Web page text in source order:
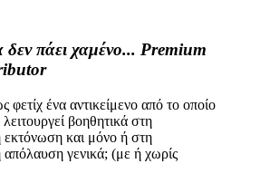
δεν πάει χαμένο... Premium
φετίχ ένα αντικείμενο από το οποίο
λειτουργεί βοηθητικά στη
εκτόνωση και μόνο ή στη
απόλαυση γενικά; (με ή χωρίς